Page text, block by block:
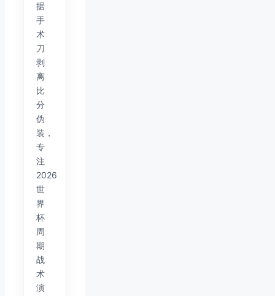
据
手
术
刀
剥
离
比
分
伪
装，
专
注
2026
世
界
杯
周
期
战
术
演